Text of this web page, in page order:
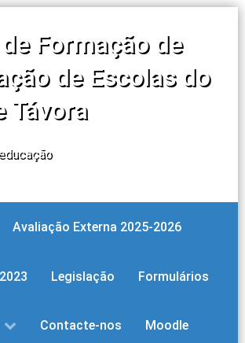
Formação de
de Escolas do
Távora
Avaliação Externa 2025-2026
Legislação Formulários
Contacte-nos Moodle